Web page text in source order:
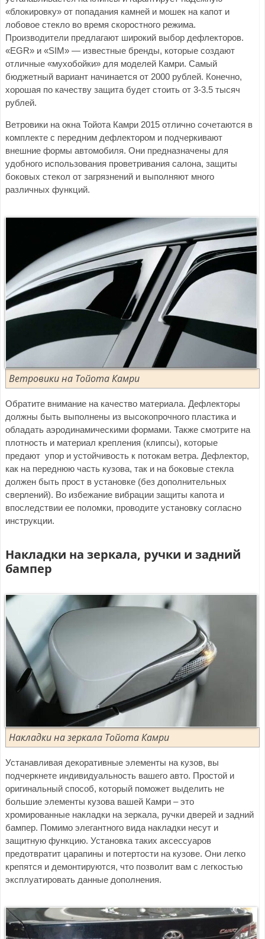
«блокировку» от попадания камней и мошек на капот и
лобовое стекло во время скоростного режима.
Производители предлагают широкий выбор дефлекторов.
«EGR» и «SIM» — известные бренды, которые создают
отличные «мухобойки» для моделей Камри. Самый
бюджетный вариант начинается от 2000 рублей. Конечно,
хорошая по качеству защита будет стоить от 3-3.5 тысяч
рублей.
Ветровики на окна Тойота Камри 2015 отлично сочетаются в
комплекте с передним дефлектором и подчеркивают
внешние формы автомобиля. Они предназначены для
удобного использования проветривания салона, защиты
боковых стекол от загрязнений и выполняют много
различных функций.
Ветровики на Тойота Камри
Обратите внимание на качество материала. Дефлекторы
должны быть выполнены из высокопрочного пластика и
обладать аэродинамическими формами. Также смотрите на
плотность и материал крепления (клипсы), которые
предают упор и устойчивость к потокам ветра. Дефлектор,
как на переднюю часть кузова, так и на боковые стекла
должен быть прост в установке (без дополнительных
сверлений). Во избежание вибрации защиты капота и
впоследствии ее поломки, проводите установку согласно
инструкции.
Накладки на зеркала, ручки и задний
бампер
Накладки на зеркала Тойота Камри
Устанавливая декоративные элементы на кузов, вы
подчеркнете индивидуальность вашего авто. Простой и
оригинальный способ, который поможет выделить не
большие элементы кузова вашей Камри – это
хромированные накладки на зеркала, ручки дверей и задний
бампер. Помимо элегантного вида накладки несут и
защитную функцию. Установка таких аксессуаров
предотвратит царапины и потертости на кузове. Они легко
крепятся и демонтируются, что позволит вам с легкостью
эксплуатировать данные дополнения.